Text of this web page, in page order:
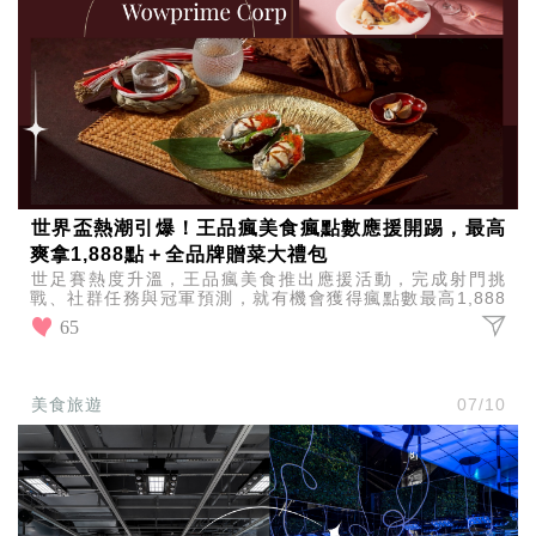
世界盃熱潮引爆！王品瘋美食瘋點數應援開踢，最高
爽拿1,888點＋全品牌贈菜大禮包
世足賽熱度升溫，王品瘋美食推出應援活動，完成射門挑
戰、社群任務與冠軍預測，就有機會獲得瘋點數最高1,888
點與全品牌贈菜大禮包，邊看球邊吃好料。
65
美食旅遊 07/10